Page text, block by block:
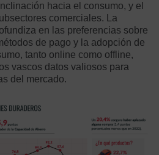
hacia el consumo, y el
comerciales. La
en las preferencias sobre
de pago y la adopción de
tanto online como offline,
vascos datos valiosos para
del mercado.